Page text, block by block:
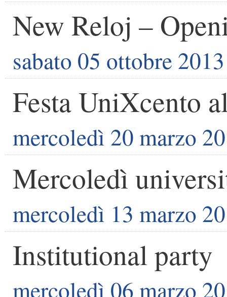
New Reloj –
sabato 05 ottobre 2013
Festa UniXcento
mercoledì 20 marzo
Mercoledì
mercoledì 13 marzo
Institutional party
mercoledì 06 marzo